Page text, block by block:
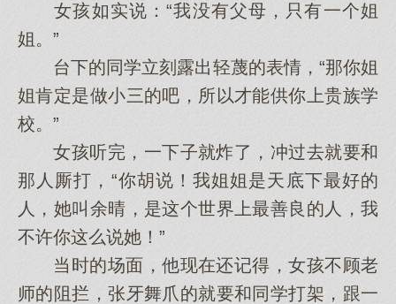
女孩如实说：“我没有父母，只有一个姐
姐。”
台下的同学立刻露出轻蔑的表情，“那你姐
姐肯定是做小三的吧，所以才能供你上贵族学
校。”
女孩听完，一下子就炸了，冲过去就要和
那人厮打，“你胡说！我姐姐是天底下最好的
人，她叫余晴，是这个世界上最善良的人，我
不许你这么说她！”
当时的场面，他现在还记得，女孩不顾老
师的阻拦，张牙舞爪的就要和同学打架，跟一